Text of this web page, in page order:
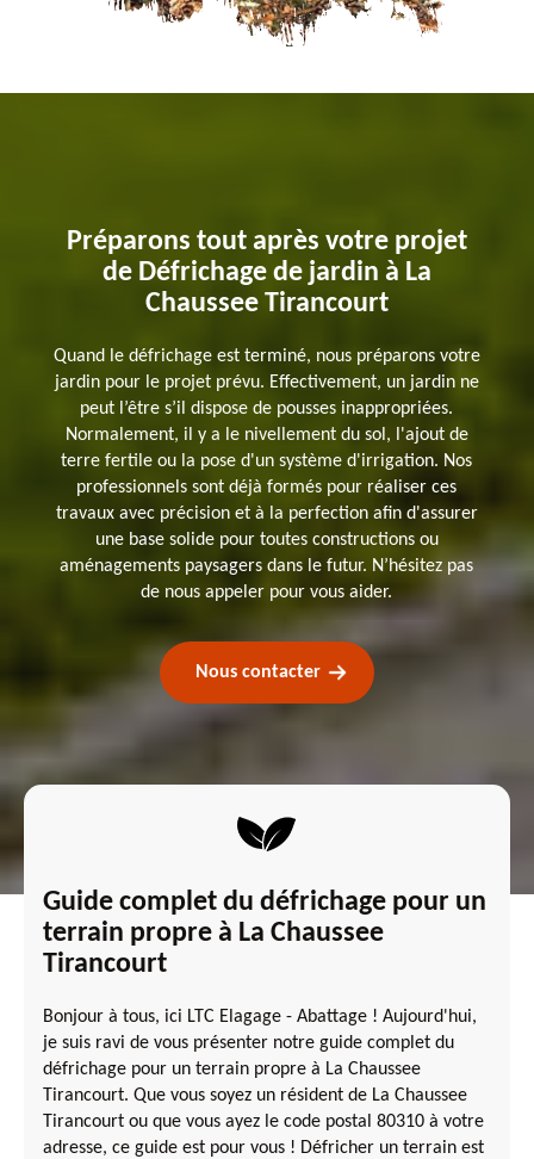
Préparons tout après votre projet
de Défrichage de jardin à La
Chaussee Tirancourt
Quand le défrichage est terminé, nous préparons votre
jardin pour le projet prévu. Effectivement, un jardin ne
peut l’être s’il dispose de pousses inappropriées.
Normalement, il y a le nivellement du sol, l'ajout de
terre fertile ou la pose d'un système d'irrigation. Nos
professionnels sont déjà formés pour réaliser ces
travaux avec précision et à la perfection afin d'assurer
une base solide pour toutes constructions ou
aménagements paysagers dans le futur. N’hésitez pas
de nous appeler pour vous aider.
Nous contacter
Guide complet du défrichage pour un
terrain propre à La Chaussee
Tirancourt
Bonjour à tous, ici LTC Elagage - Abattage ! Aujourd'hui,
je suis ravi de vous présenter notre guide complet du
défrichage pour un terrain propre à La Chaussee
Tirancourt. Que vous soyez un résident de La Chaussee
Tirancourt ou que vous ayez le code postal 80310 à votre
adresse, ce guide est pour vous ! Défricher un terrain est